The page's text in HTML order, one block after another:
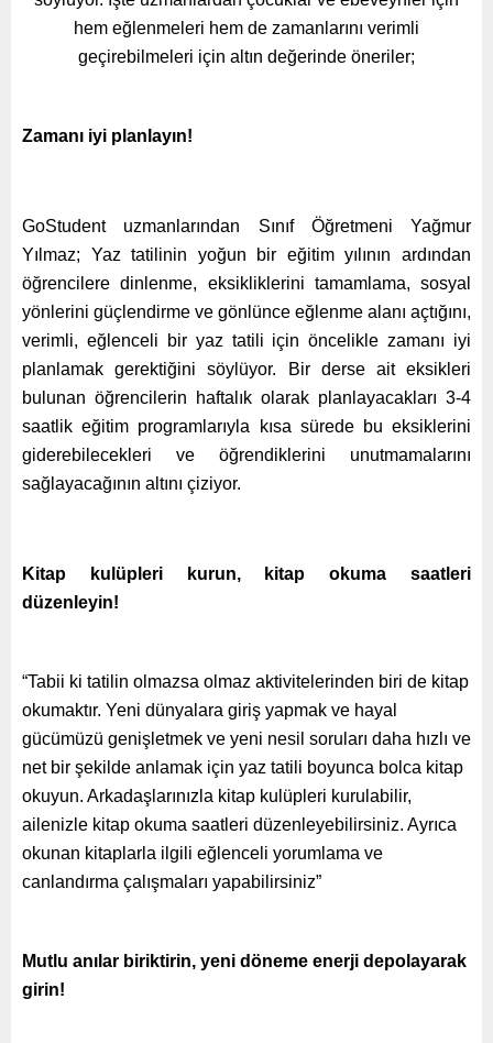
hem eğlenmeleri hem de zamanlarını verimli
geçirebilmeleri için altın değerinde öneriler;
Zamanı iyi planlayın!
GoStudent uzmanlarından Sınıf Öğretmeni Yağmur
Yılmaz; Yaz tatilinin yoğun bir eğitim yılının ardından
öğrencilere dinlenme, eksikliklerini tamamlama, sosyal
yönlerini güçlendirme ve gönlünce eğlenme alanı açtığını,
verimli, eğlenceli bir yaz tatili için öncelikle zamanı iyi
planlamak gerektiğini söylüyor. Bir derse ait eksikleri
bulunan öğrencilerin haftalık olarak planlayacakları 3-4
saatlik eğitim programlarıyla kısa sürede bu eksiklerini
giderebilecekleri ve öğrendiklerini unutmamalarını
sağlayacağının altını çiziyor.
Kitap kulüpleri kurun, kitap okuma saatleri
düzenleyin!
“Tabii ki tatilin olmazsa olmaz aktivitelerinden biri de kitap
okumaktır. Yeni dünyalara giriş yapmak ve hayal
gücümüzü genişletmek ve yeni nesil soruları daha hızlı ve
net bir şekilde anlamak için yaz tatili boyunca bolca kitap
okuyun. Arkadaşlarınızla kitap kulüpleri kurulabilir,
ailenizle kitap okuma saatleri düzenleyebilirsiniz. Ayrıca
okunan kitaplarla ilgili eğlenceli yorumlama ve
canlandırma çalışmaları yapabilirsiniz”
Mutlu anılar biriktirin, yeni döneme enerji depolayarak
girin!